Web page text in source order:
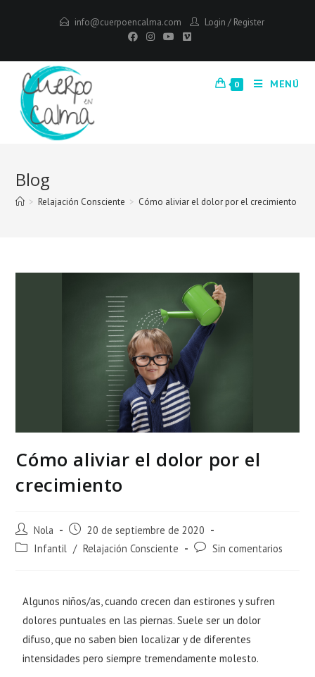
info@cuerpoencalma.com Login / Register
0 MENÚ
Blog
> Relajación Consciente > Cómo aliviar el dolor por el crecimiento
Cómo aliviar el dolor por el
crecimiento
Nola
20 de septiembre de 2020
Infantil / Relajación Consciente Sin comentarios
Algunos niños/as, cuando crecen dan estirones y sufren
dolores puntuales en las piernas. Suele ser un dolor
difuso, que no saben bien localizar y de diferentes
intensidades pero siempre tremendamente molesto.